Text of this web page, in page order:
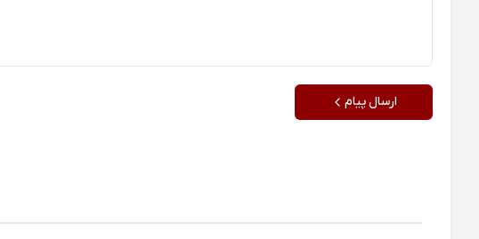
ارسال پیام